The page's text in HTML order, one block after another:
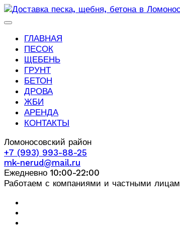
ГЛАВНАЯ
ПЕСОК
ЩЕБЕНЬ
ГРУНТ
БЕТОН
ДРОВА
ЖБИ
АРЕНДА
КОНТАКТЫ
Ломоносовский район
+7 (993) 993-88-25
mk-nerud@mail.ru
Ежедневно 10:00-22:00
Работаем с компаниями и частными